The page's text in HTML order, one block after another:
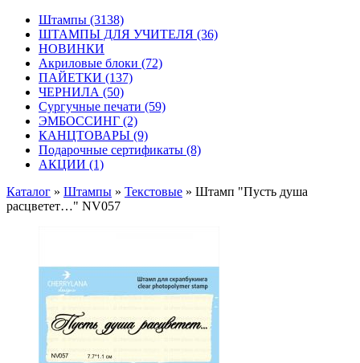
Штампы (3138)
ШТАМПЫ ДЛЯ УЧИТЕЛЯ (36)
НОВИНКИ
Акриловые блоки (72)
ПАЙЕТКИ (137)
ЧЕРНИЛА (50)
Сургучные печати (59)
ЭМБОССИНГ (2)
КАНЦТОВАРЫ (9)
Подарочные сертификаты (8)
АКЦИИ (1)
Каталог » Штампы » Текстовые » Штамп "Пусть душа
расцветет…" NV057